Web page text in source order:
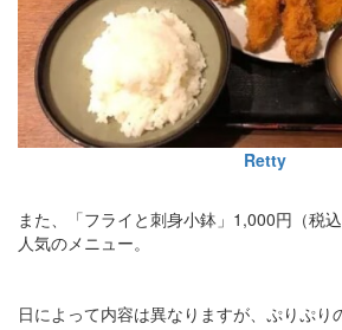
Retty
また、「フライと刺身小鉢」1,000円（税
人気のメニュー。
日によって内容は異なりますが、ぷりぷり